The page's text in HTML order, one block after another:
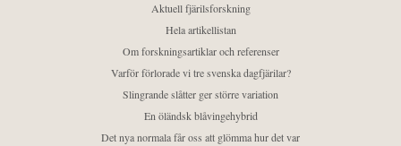
Aktuell fjärilsforskning
Hela artikellistan
Om forskningsartiklar och referenser
Varför förlorade vi tre svenska dagfjärilar?
Slingrande slåtter ger större variation
En öländsk blåvingehybrid
Det nya normala får oss att glömma hur det var